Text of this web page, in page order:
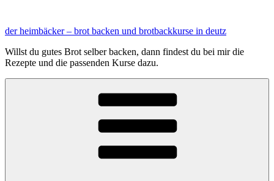
springen
der heimbäcker – brot backen und brotbackkurse in deutz
Willst du gutes Brot selber backen, dann findest du bei mir die
Rezepte und die passenden Kurse dazu.